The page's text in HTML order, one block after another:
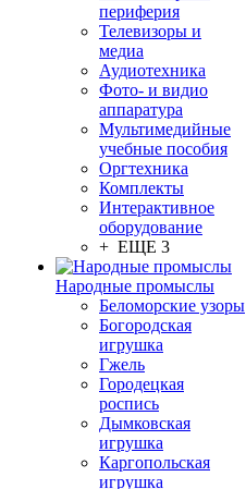
периферия
Телевизоры и
медиа
Аудиотехника
Фото- и видио
аппаратура
Мультимедийные
учебные пособия
Оргтехника
Комплекты
Интерактивное
оборудование
+ ЕЩЕ 3
Народные промыслы
Беломорские узоры
Богородская
игрушка
Гжель
Городецкая
роспись
Дымковская
игрушка
Каргопольская
игрушка